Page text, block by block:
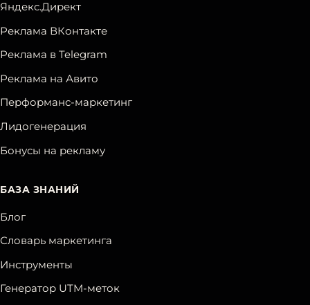
Яндекс.Директ
Реклама ВКонтакте
Реклама в Telegram
Реклама на Авито
Перформанс-маркетинг
Лидогенерация
Бонусы на рекламу
БАЗА ЗНАНИЙ
Блог
Словарь маркетинга
Инструменты
Генератор UTM-меток